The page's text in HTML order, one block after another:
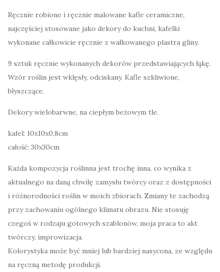
Ręcznie robione i ręcznie malowane kafle ceramiczne,
najczęściej stosowane jako dekory do kuchni, kafelki
wykonane całkowicie ręcznie z wałkowanego plastra gliny.
9 sztuk ręcznie wykonanych dekorów przedstawiających łąkę.
Wzór roślin jest wklęsły, odciskany. Kafle szkliwione,
błyszczące.
Dekory wielobarwne, na ciepłym beżowym tle.
kafel: 10x10x0,8cm
całość: 30x30cm
Każda kompozycja roślinna jest trochę inna, co wynika z
aktualnego na daną chwilę zamysłu twórcy oraz z dostępności
i różnorodności roślin w moich zbiorach. Zmiany te zachodzą
przy zachowaniu ogólnego klimatu obrazu. Nie stosuję
czegoś w rodzaju gotowych szablonów, moja praca to akt
twórczy, improwizacja.
Kolorystyka może być mniej lub bardziej nasycona, ze względu
na ręczną metodę produkcji.